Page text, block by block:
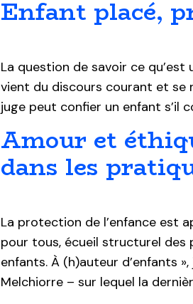
Enfant placé,
La question de savoir ce qu’est
vient du discours courant et se
juge peut confier un enfant s’il
Amour et
dans les
La protection de l’enfance est
pour tous, écueil structurel des
enfants. À (h)auteur d’enfants
Melchiorre – sur lequel la